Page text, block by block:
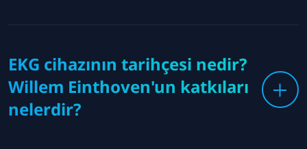
EKG cihazının tarihçesi nedir?
Willem Einthoven'un katkıları
nelerdir?